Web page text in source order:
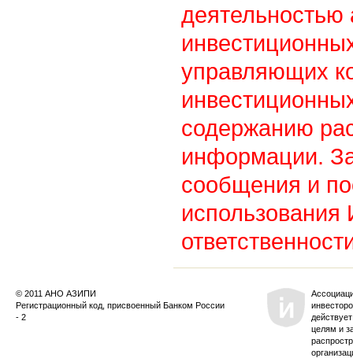
управляющих
содержанию
информации.
сообщения и
© 2011 АНО АЗИПИ
Регистрационный код, присвоенный Банком России
- 2
целям и